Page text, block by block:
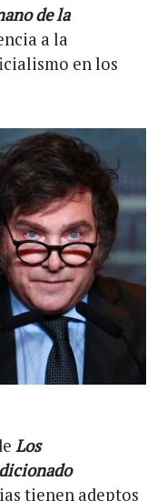
de la
a la
en los
Los
tienen adeptos